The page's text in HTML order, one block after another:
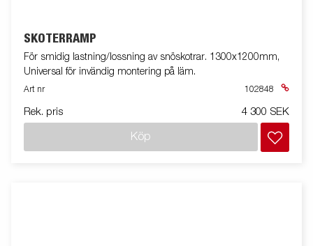
SKOTERRAMP
För smidig lastning/lossning av snöskotrar. 1300x1200mm,
Universal för invändig montering på läm.
Art nr 102848
Rek. pris 4 300 SEK
Köp